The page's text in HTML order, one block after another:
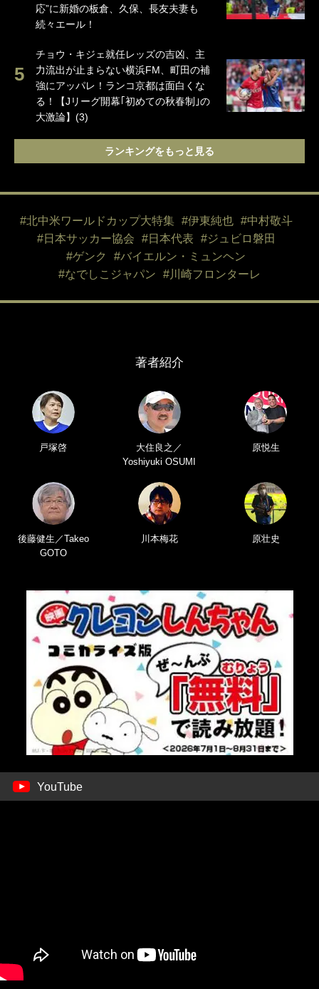
応”に新婚の板倉、久保、長友夫妻も
続々エール！
チョウ・キジェ就任レッズの吉凶、主
力流出が止まらない横浜FM、町田の補
強にアッパレ！ランコ京都は面白くな
る！【Jリーグ開幕｢初めての秋春制｣の
大激論】(3)
ランキングをもっと見る
#北中米ワールドカップ大特集 #伊東純也
#中村敬斗
#日本サッカー協会
#日本代表
#ジュビロ磐田
#ゲンク
#バイエルン・ミュンヘン
#なでしこジャパン
#川崎フロンターレ
著者紹介
戸塚啓
大住良之／
Yoshiyuki OSUMI
原悦生
後藤健生／Takeo
GOTO
川本梅花 原壮史
YouTube